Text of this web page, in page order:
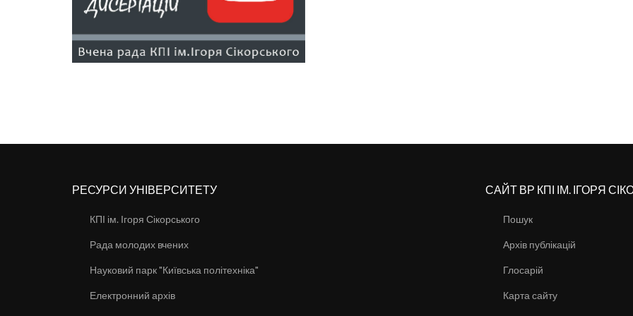
РЕСУРСИ УНІВЕРСИТЕТУ
КПІ ім. Ігоря Сікорського
Рада молодих вчених
Науковий парк "Київська політехніка"
Електронний архів
САЙТ ВР КПІ ІМ. ІГОРЯ
Пошук
Архів публікацій
Глосарій
Карта сайту